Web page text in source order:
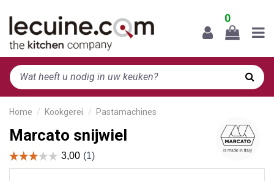
0
Home Kookgerei Pastamachines
Marcato snijwiel